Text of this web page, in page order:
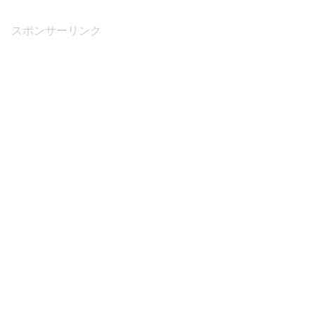
スポンサーリンク